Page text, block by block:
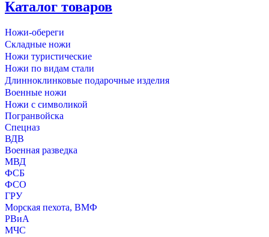
Каталог товаров
Ножи-обереги
Складные ножи
Ножи туристические
Ножи по видам стали
Длинноклинковые подарочные изделия
Военные ножи
Ножи с символикой
Погранвойска
Спецназ
ВДВ
Военная разведка
МВД
ФСБ
ФСО
ГРУ
Морская пехота, ВМФ
РВиА
МЧС